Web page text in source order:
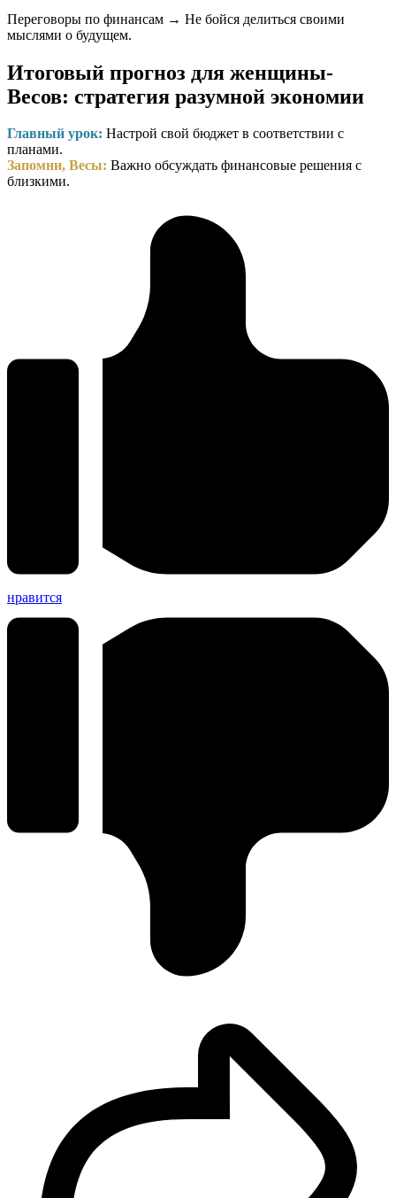
Переговоры по финансам → Не бойся делиться своими
мыслями о будущем.
Итоговый прогноз для женщины-
Весов: стратегия разумной экономии
Главный урок: Настрой свой бюджет в соответствии с
планами.
Запомни, Весы: Важно обсуждать финансовые решения с
близкими.
нравится